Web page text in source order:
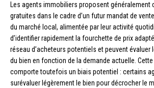
Les agents immobiliers proposent généralement
gratuites dans le cadre d’un futur mandat de
du marché local, alimentée par leur activité
d’identifier rapidement la fourchette de prix
réseau d’acheteurs potentiels et peuvent évaluer
du bien en fonction de la demande actuelle.
comporte toutefois un biais potentiel : certains
surévaluer légèrement le bien pour décrocher le